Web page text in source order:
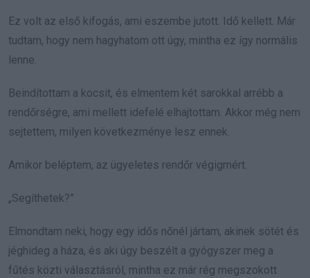
Ez volt az első kifogás, ami eszembe jutott. Idő kellett. Már
tudtam, hogy nem hagyhatom ott úgy, mintha ez így normális
lenne.
Beindítottam a kocsit, és elmentem két sarokkal arrébb a
rendőrségre, ami mellett idefelé elhajtottam. Akkor még nem
sejtettem, milyen következménye lesz ennek.
Amikor beléptem, az ügyeletes rendőr végigmért.
„Segíthetek?”
Elmondtam neki, hogy egy idős nőnél jártam, akinek sötét és
jéghideg a háza, és aki úgy beszélt a gyógyszer meg a
fűtés közti választásról, mintha ez már rég megszokott